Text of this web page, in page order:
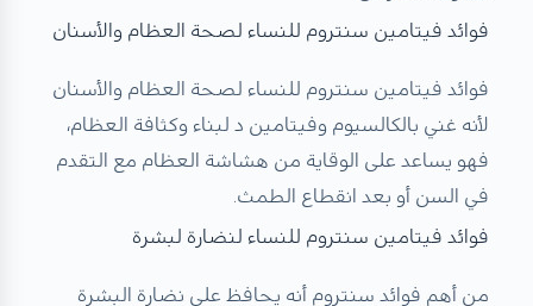
فوائد فيتامين سنتروم للنساء لصحة العظام والأسنان
فوائد فيتامين سنتروم للنساء لصحة العظام والأسنان
لأنه غني بالكالسيوم وفيتامين د لبناء وكثافة العظام،
فهو يساعد على الوقاية من هشاشة العظام مع التقدم
في السن أو بعد انقطاع الطمث.
فوائد فيتامين سنتروم للنساء لنضارة لبشرة
من أهم فوائد سنتروم أنه يحافظ على نضارة البشرة